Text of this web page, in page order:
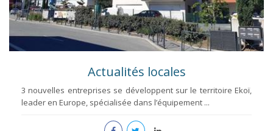
Actualités locales
3 nouvelles entreprises se développent sur le territoire Ekoï,
leader en Europe, spécialisée dans l’équipement ...